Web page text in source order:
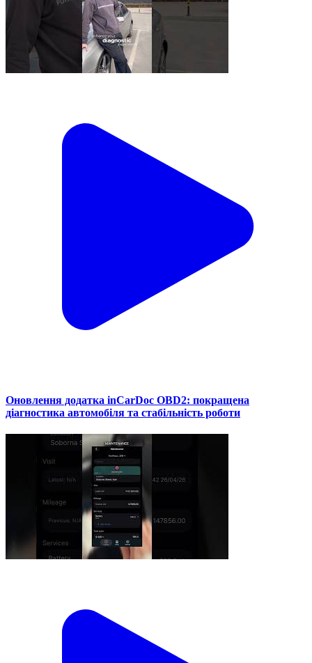
Оновлення додатка inCarDoc OBD2: покращена
діагностика автомобіля та стабільність роботи